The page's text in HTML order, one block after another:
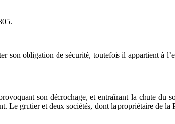
son obligation de sécurité, toutefois il appartient à
son décrochage, et entraînant la chute du
Le grutier et deux sociétés, dont la propriétaire de